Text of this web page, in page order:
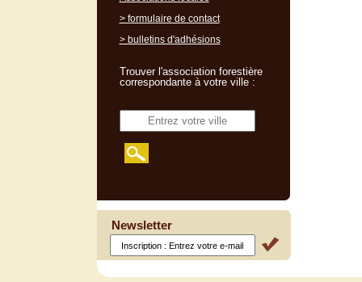
> formulaire de contact
> bulletins d'adhésions
Trouver l'association forestière
correspondante à votre ville :
Newsletter